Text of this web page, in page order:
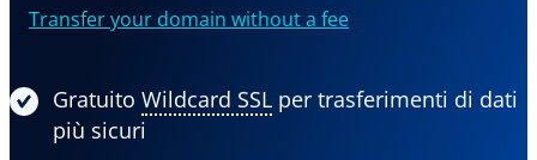
Transfer your domain without a fee
Gratuito Wildcard SSL per trasferimenti di dati
più sicuri